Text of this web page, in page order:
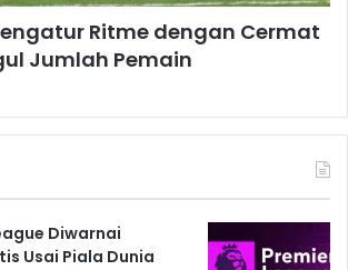
Ritme dengan Cermat
Jumlah Pemain
Diwarnai
Usai Piala Dunia